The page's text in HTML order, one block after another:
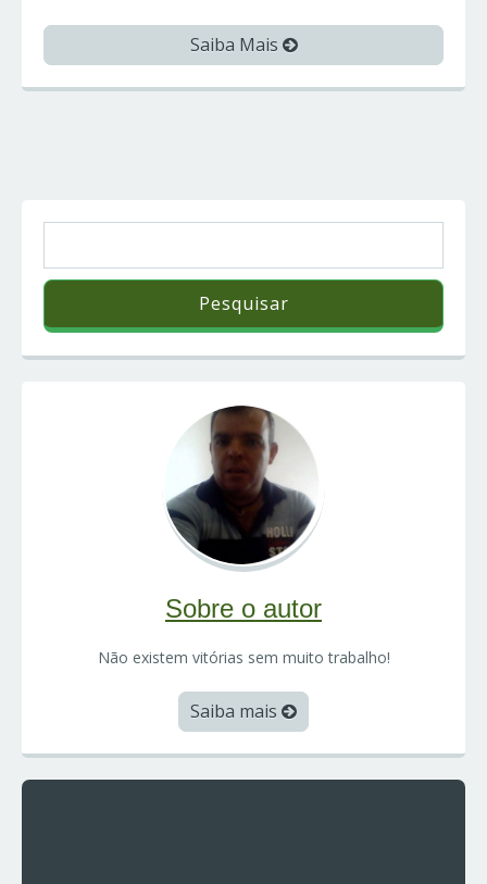
Saiba Mais
Sobre o autor
Não existem vitórias sem muito trabalho!
Saiba mais